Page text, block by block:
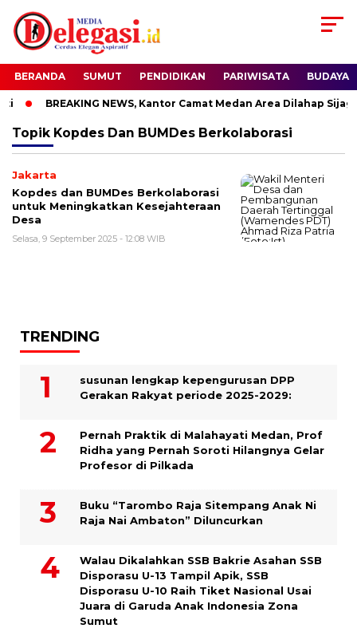
BERANDA SUMUT PENDIDIKAN PARIWISATA BUDAYA
BREAKING NEWS, Kantor Camat Medan Area Dilahap Sijago
Topik Kopdes Dan BUMDes Berkolaborasi
Jakarta
Kopdes dan BUMDes Berkolaborasi
untuk Meningkatkan Kesejahteraan
Desa
Selasa, 9 September 2025 - 12:08 WIB
TRENDING
susunan lengkap kepengurusan DPP
Gerakan Rakyat periode 2025-2029:
Pernah Praktik di Malahayati Medan, Prof
Ridha yang Pernah Soroti Hilangnya Gelar
Profesor di Pilkada
Buku “Tarombo Raja Sitempang Anak Ni
Raja Nai Ambaton” Diluncurkan
Walau Dikalahkan SSB Bakrie Asahan SSB
Disporasu U-13 Tampil Apik, SSB
Disporasu U-10 Raih Tiket Nasional Usai
Juara di Garuda Anak Indonesia Zona
Sumut